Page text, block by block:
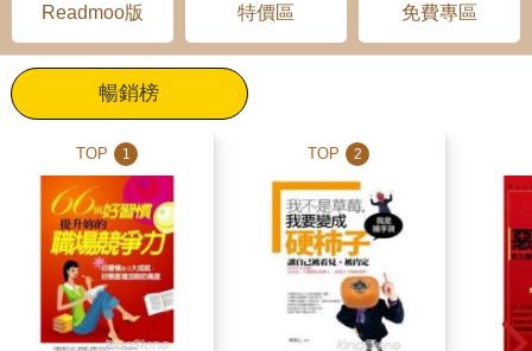
Readmoo版 特價區 免費專區
暢銷榜
TOP 1 TOP 2